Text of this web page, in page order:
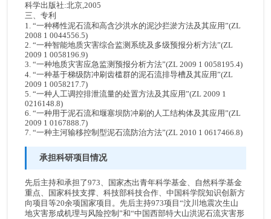
科学出版社:北京,2005
三、专利
1. “一种稀性泥石流和高含沙洪水的泥沙拦淤方法及其应用”(ZL
2008 1 0044556.5)
2. “一种智能地质灾害综合监测系统及多级预报分析方法”(ZL
2009 1 0058196.9)
3. “一种地质灾害应急监测预报分析方法”(ZL 2009 1 0058195.4)
4. “一种基于梯级防冲刷齿槛群的泥石流排导槽及其应用”(ZL
2009 1 0058217.7)
5. “一种人工调控排泄流量的处置方法及其应用”(ZL 2009 1
0216148.8)
6. “一种用于泥石流和堰塞坝防冲刷的人工结构体及其应用”(ZL
2009 1 0167888.7)
7. “一种主河输移控制型泥石流防治方法”(ZL 2010 1 0617466.8)
承担科研项目情况
先后主持和承担了973、国家杰出青年科学基金、自然科学基金
重点、国家科技支撑、科技部科技合作、中国科学院知识创新方
向项目等20余项国家项目。先后主持973项目“汶川地震次生山
地灾害形成机理与风险控制”和“中国西部特大山洪泥石流灾害形